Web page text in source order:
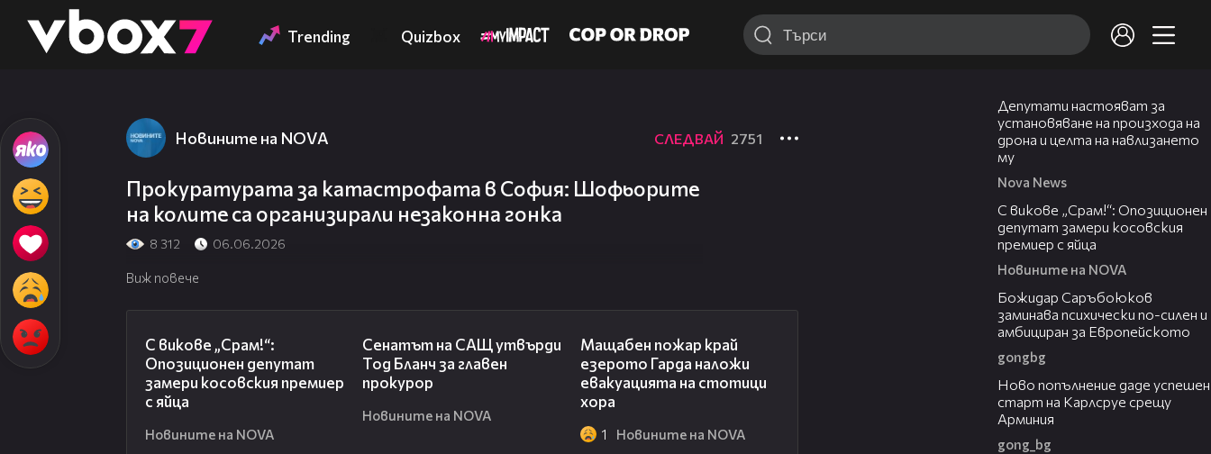
👾 Trending Quizbox
Новините на NOVA СЛЕДВАЙ 2751
Прокуратурата за катастрофата в София: Шофьорите
на колите са организирали незаконна гонка
8 312 06.06.2026
Виж повече
С викове „Срам!“:
Опозиционен депутат
замери косовския премиер
с яйца
Новините на NOVA
Сенатът на САЩ утвърди
Тод Бланч за главен
прокурор
Новините на NOVA
Мащабен пожар край
езерото Гарда наложи
евакуацията на стотици
хора
1 Новините на NOVA
Депутати настояват за
установяване на произхода на
дрона и целта на навлизането
му
Nova News
С викове „Срам!“: Опозиционен
депутат замери косовския
премиер с яйца
Новините на NOVA
Божидар Саръбоюков
заминава психически по-силен и
амбициран за Европейското
gongbg
Ново попълнение даде успешен
старт на Карлсруе срещу
Арминия
gong_bg